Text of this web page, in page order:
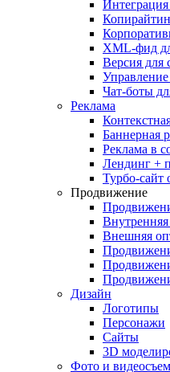
XML-фид
Версия для
Чат-боты
Реклама
Баннерная
Реклама в
Лендинг +
Турбо-сайт
Продвижение
Внешняя
Дизайн
Логотипы
Персонажи
Сайты
3D
Фото и